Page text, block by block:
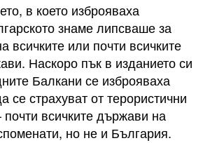
в което изброяваха
знаме липсваше за
всичките или почти всичките
Наскоро пък в изданието си
Балкани се изброяваха
се страхуват от терористични
почти всичките държави на
но не и България.